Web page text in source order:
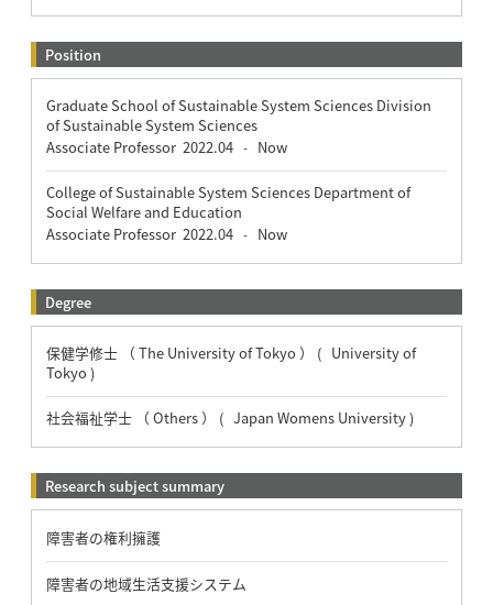
Position
Graduate School of Sustainable System Sciences Division
of Sustainable System Sciences
Associate Professor 2022.04 - Now
College of Sustainable System Sciences Department of
Social Welfare and Education
Associate Professor 2022.04 - Now
Degree
保健学修士 （ The University of Tokyo ） ( University of
Tokyo )
社会福祉学士 （ Others ） ( Japan Womens University )
Research subject summary
障害者の権利擁護
障害者の地域生活支援システム